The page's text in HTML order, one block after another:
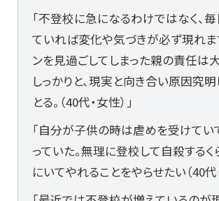
「不登校に急になるわけではなく、
ていれば変化や気づきが必ず現れま
ンを見過ごしてしまった親の責任は大
しっかりと、現実と向き合い原因究明
とる。（40代・女性）」
「自分が子供の時は虐めを受けてい
っていた。無理に登校して自殺するく
にいてやれることをやらせたい（40代